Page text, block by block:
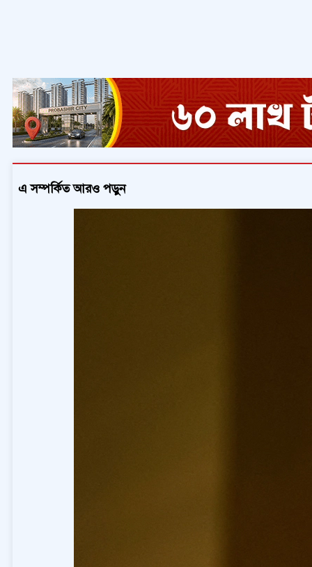
এ সম্পর্কিত আরও পড়ুন